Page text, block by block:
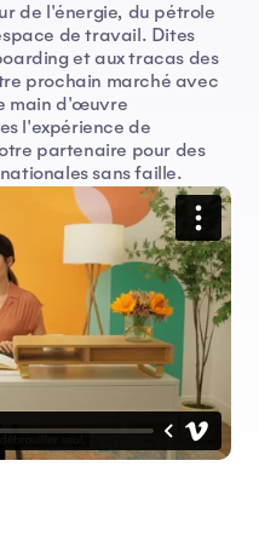
de l'énergie, du pétrole
de travail. Dites
et aux tracas des
prochain marché avec
main d'œuvre
l'expérience de
partenaire pour des
sans faille.